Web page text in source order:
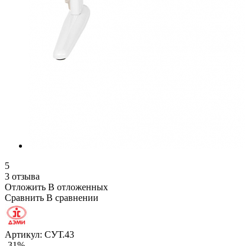
5
3 отзыва
Отложить В отложенных
Сравнить В сравнении
Артикул: СУТ.43